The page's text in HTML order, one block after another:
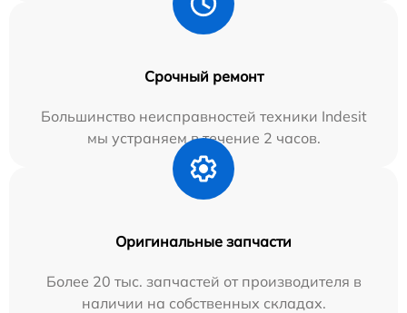
Срочный ремонт
Большинство неисправностей техники Indesit
мы устраняем в течение 2 часов.
Оригинальные запчасти
Более 20 тыс. запчастей от производителя в
наличии на собственных складах.